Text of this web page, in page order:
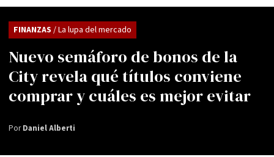
Nuevo semáforo de bonos de la
City revela qué títulos conviene
comprar y cuáles es mejor evitar
FINANZAS / La lupa del mercado
PorDaniel Alberti